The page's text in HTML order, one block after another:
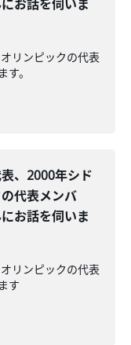
お話を伺いま
リンピックの代表
。
、2000年シド
代表メンバ
お話を伺いま
リンピックの代表
す